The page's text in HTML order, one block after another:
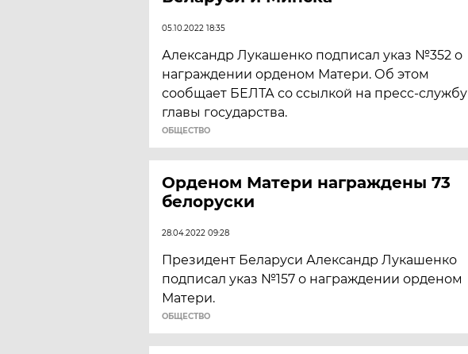
05.10.2022 18:35
Александр Лукашенко подписал указ №352 о
награждении орденом Матери. Об этом
сообщает БЕЛТА со ссылкой на пресс-службу
главы государства.
ОБЩЕСТВО
Орденом Матери награждены 73
белоруски
28.04.2022 09:28
Президент Беларуси Александр Лукашенко
подписал указ №157 о награждении орденом
Матери.
ОБЩЕСТВО